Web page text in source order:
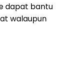
dapat bantu
walaupun